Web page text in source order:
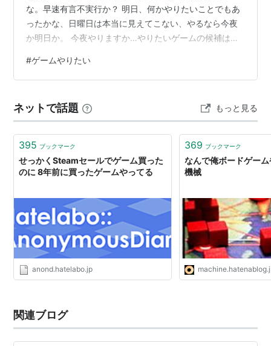
な。早速有言不実行か？ 明日、何かやりたいことでもあ
ったかな、日曜日は本当に見えてこない、やるなら今夜
か明日か。 今夜やりますか…やりたいゲームの候補は一
考えはある。 日曜日は一日中寝てそうなんだよな。だか
ら土曜日が一番やりたいように動けそう。今夜夜ふかし
製の何かか？インディーゲームか？PS4動かすでもいい
し。候補は結構ある。
#ゲームやりたい
ネットで話題 もっと見る
395 ブックマーク
せっかくSteamセールでゲーム買った
のに 8年前に買ったゲームやってる
anond.hatelabo.jp
369 ブックマーク
なんで俺ボードゲー
機械
関連ブログ